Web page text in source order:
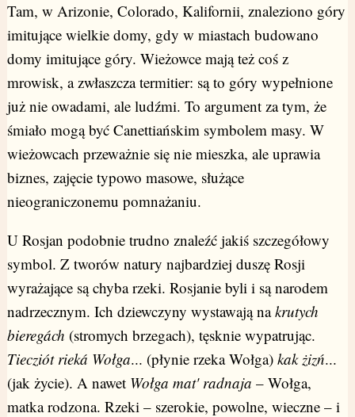
Tam, w Arizonie, Colorado, Kalifornii, znaleziono góry
imitujące wielkie domy, gdy w miastach budowano
domy imitujące góry. Wieżowce mają też coś z
mrowisk, a zwłaszcza termitier: są to góry wypełnione
już nie owadami, ale ludźmi. To argument za tym, że
śmiało mogą być Canettiańskim symbolem masy. W
wieżowcach przeważnie się nie mieszka, ale uprawia
biznes, zajęcie typowo masowe, służące
nieograniczonemu pomnażaniu.
U Rosjan podobnie trudno znaleźć jakiś szczegółowy
symbol. Z tworów natury najbardziej duszę Rosji
wyrażające są chyba rzeki. Rosjanie byli i są narodem
nadrzecznym. Ich dziewczyny wystawają nakrutych
bieregách (stromych brzegach), tęsknie wypatrując.
Tiecziót rieká Wołga... (płynie rzeka Wołga) kak żizń...
(jak życie). A nawet Wołga mat' radnaja – Wołga,
matka rodzona. Rzeki – szerokie, powolne, wieczne – i